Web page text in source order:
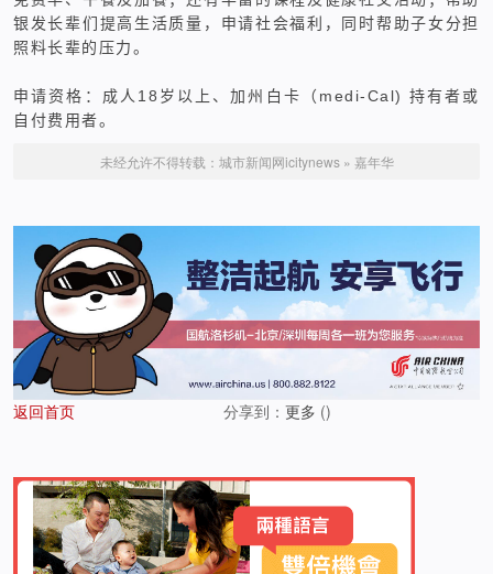
银发长辈们提高生活质量，申请社会福利，同时帮助子女分担
照料长辈的压力。
申请资格：成人 18 岁以上、加州白卡（ medi-Cal)持有者或
自付费用者。
未经允许不得转载： 城市新闻网icitynews» 嘉年华
返回首页 分享到： 更多 ()